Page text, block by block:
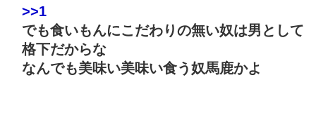
>>1
でも食いもんにこだわりの無い奴は男として
格下だからな
なんでも美味い美味い食う奴馬鹿かよ